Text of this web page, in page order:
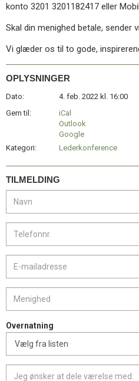
konto 3201 3201182417 eller
Skal din menighed betale, sender
Vi glæder os til to gode,
OPLYSNINGER
Dato:
4. feb. 2022 kl. 16:00
Gem til:
iCal
Outlook
Google
Kategori:
Lederkonference
TILMELDING
Overnatning